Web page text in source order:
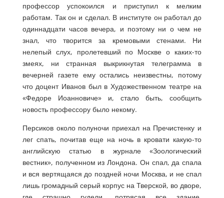
профессор успокоился и приступил к мелким
работам. Так он и сделал. В институте он работал до
одиннадцати часов вечера, и поэтому ни о чем не
знал, что творится за кремовыми стенами. Ни
нелепый слух, пролетевший по Москве о каких-то
змеях, ни странная выкрикнутая телеграмма в
вечерней газете ему остались неизвестны, потому
что доцент Иванов был в Художественном театре на
«Федоре Иоанновиче» и, стало быть, сообщить
новость профессору было некому.
Персиков около полуночи приехал на Пречистенку и
лег спать, почитав еще на ночь в кровати какую-то
английскую статью в журнале «Зоологический
вестник», полученном из Лондона. Он спал, да спала
и вся вертящаяся до поздней ночи Москва, и не спал
лишь громадный серый корпус на Тверской, во дворе,